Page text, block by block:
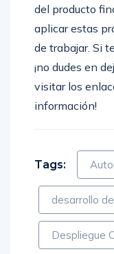
del producto
aplicar estas
de trabajar. Si
¡no dudes en
visitar los
información!
Tags:
desarrollo
Despliegue